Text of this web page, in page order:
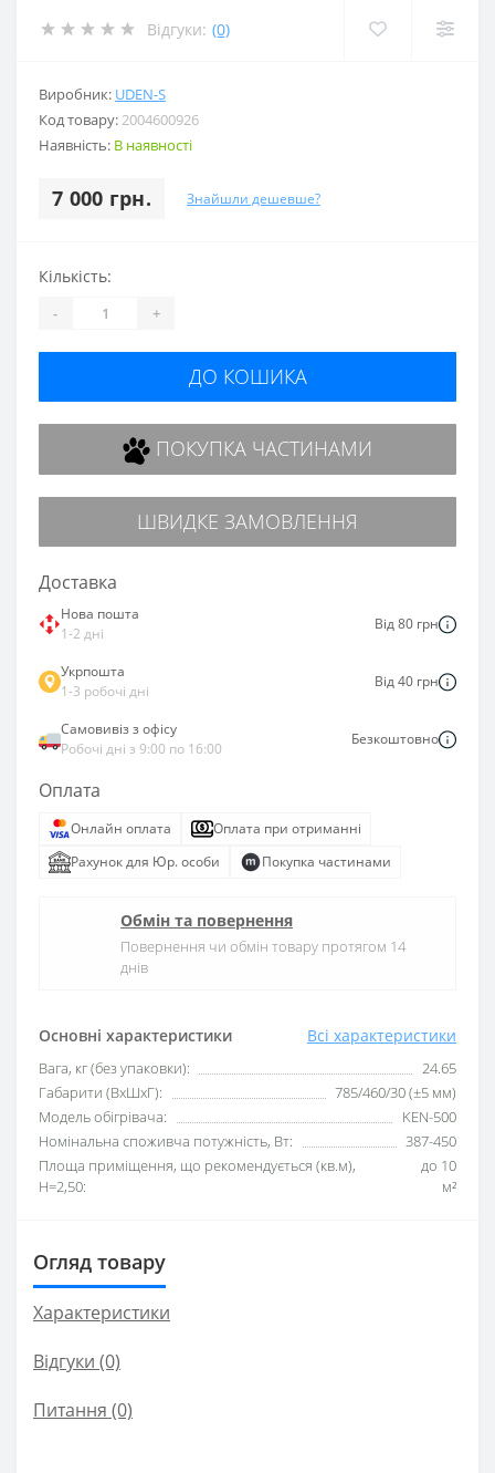
Відгуки: (0)
Виробник: UDEN-S
Код товару:2004600926
Наявність: В наявності
7 000 грн. Знайшли дешевше?
Основні характеристики Всі характеристики
Вага, кг (без упаковки):
24.65
Габарити (ВхШхГ):
785/460/30 (±5 мм)
Модель обігрівача:
KEN-500
Номінальна споживча потужність, Вт:
387-450
Площа приміщення, що рекомендується (кв.м),
H=2,50:
до 10
м²
Кількість:
- +
ДО КОШИКА
ПОКУПКА ЧАСТИНАМИ
ШВИДКЕ ЗАМОВЛЕННЯ
Доставка
Нова пошта
1-2 дні
Від 80 грн
Укрпошта
1-3 робочі дні
Від 40 грн
Самовивіз з офісу
Робочі дні з 9:00 по 16:00
Безкоштовно
Оплата
Онлайн оплата
Оплата при отриманні
Рахунок для Юр. особи
Покупка частинами
Обмін та повернення
Повернення чи обмін товару протягом 14
днів
Огляд товару
Характеристики
Відгуки (0)
Питання (0)